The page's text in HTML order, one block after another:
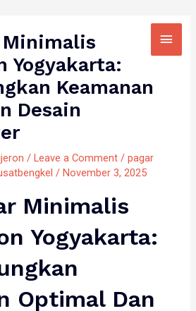
Minimalis
Yogyakarta:
Keamanan
Desain
/Leave a Comment /pagar
/November 3, 2025
Minimalis
Yogyakarta:
Optimal Dan